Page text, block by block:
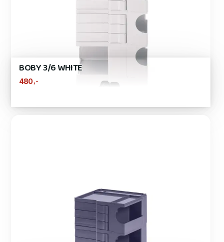
BOBY 3/6 WHITE
480 ,-